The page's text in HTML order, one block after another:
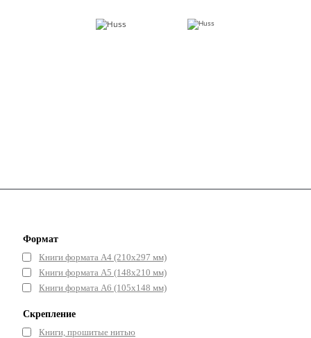
Формат
Книги формата А4 (210х297 мм)
Книги формата А5 (148x210 мм)
Книги формата А6 (105x148 мм)
Скрепление
Книги, прошитые нитью